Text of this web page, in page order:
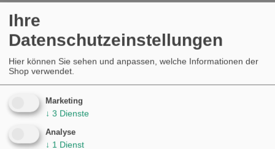
€289,28
Ihre
Datenschutzeinstellungen
Hier können Sie sehen und anpassen, welche Informationen der
Shop verwendet.
Marketing
↓ 3 Dienste
Analyse
↓ 1 Dienst